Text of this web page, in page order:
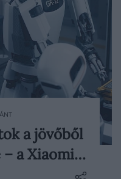
alkalmazása új
nemrég saját
a jövőből
– a Xiaomi…